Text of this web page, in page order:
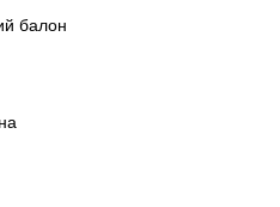
балон